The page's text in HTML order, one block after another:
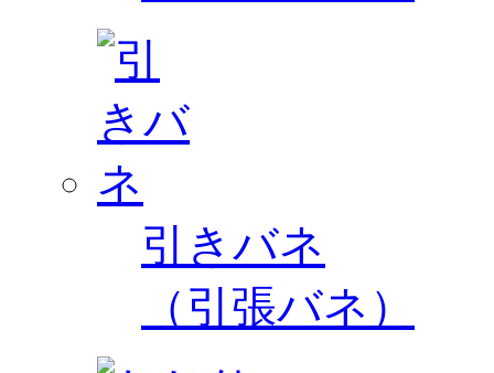
引きバネ
（引張バネ）